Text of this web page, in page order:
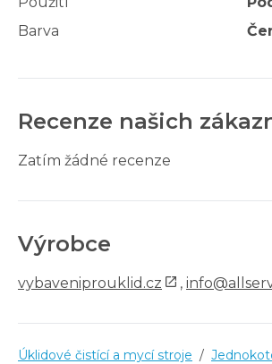
Barva
Recenze našich
Zatím žádné recenze
Výrobce
vybaveniprouklid.cz ,
Úklidové čistící a mycí stroje /